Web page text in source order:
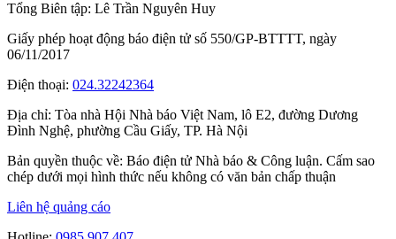
Tổng Biên tập: Lê Trần Nguyên Huy
Giấy phép hoạt động báo điện tử số 550/GP-BTTTT, ngày
06/11/2017
Điện thoại: 024.32242364
Địa chỉ: Tòa nhà Hội Nhà báo Việt Nam, lô E2, đường Dương
Đình Nghệ, phường Cầu Giấy, TP. Hà Nội
Bản quyền thuộc về: Báo điện tử Nhà báo & Công luận. Cấm sao
chép dưới mọi hình thức nếu không có văn bản chấp thuận
Liên hệ quảng cáo